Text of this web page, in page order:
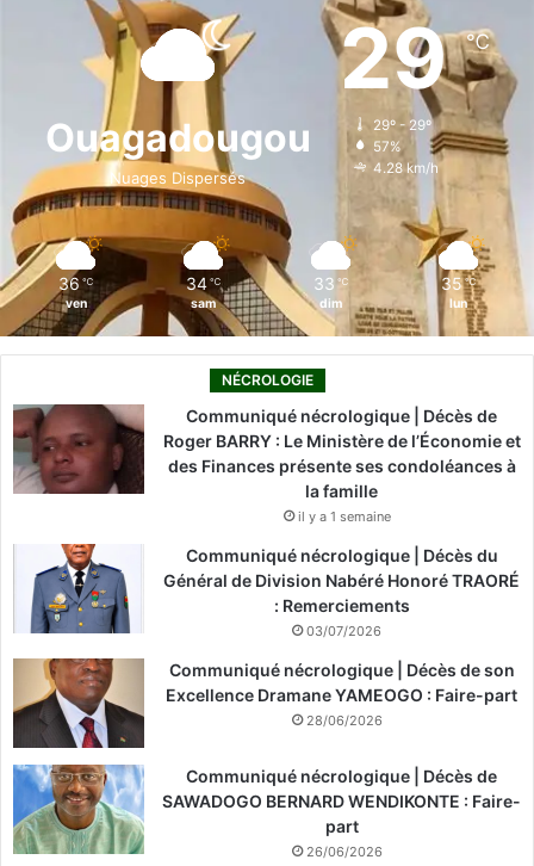
e
b
o
k
i
n
t
a
g
r
T
o
k
Ouagadougou
Nuages Dispersés
29℃
29º - 29º
57%
4.28 km/h
36 ℃
ven
34 ℃
sam
33 ℃
dim
35 ℃
lun
NÉCROLOGIE
Communiqué nécrologique | Décès de
Roger BARRY : Le Ministère de l’Économie et
des Finances présente ses condoléances à
la famille
il y a 1 semaine
Communiqué nécrologique | Décès du
Général de Division Nabéré Honoré TRAORÉ
: Remerciements
03/07/2026
Communiqué nécrologique | Décès de son
Excellence Dramane YAMEOGO : Faire-part
28/06/2026
Communiqué nécrologique | Décès de
SAWADOGO BERNARD WENDIKONTE : Faire-
part
26/06/2026